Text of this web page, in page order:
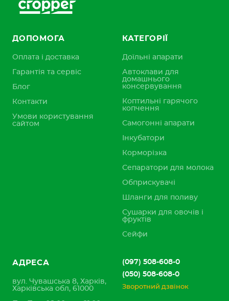
ДОПОМОГА
Оплата і доставка
Гарантія та сервіс
Блог
Контакти
Умови користування
сайтом
КАТЕГОРІЇ
Доїльні апарати
Автоклави для
домашнього
консервування
Коптильні гарячого
копчення
Самогонні апарати
Інкубатори
Корморізка
Сепаратори для молока
Обприскувачі
Шланги для поливу
Сушарки для овочів і
фруктів
Сейфи
АДРЕСА
вул. Чувашська 8, Харків,
Харківська обл, 61000
(097) 508-608-0
(050) 508-608-0
Зворотний дзвінок